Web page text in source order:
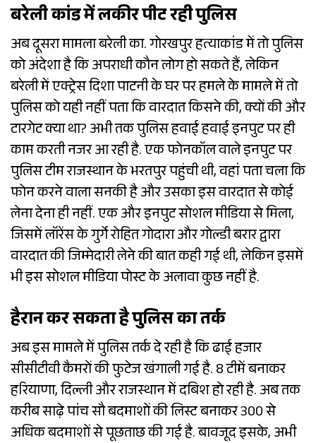
बरेली कांड में लकीर पीट रही पुलिस
अब दूसरा मामला बरेली का. गोरखपुर हत्याकांड में तो पुलिस
को अंदेशा है कि अपराधी कौन लोग हो सकते हैं, लेकिन
बरेली में एक्ट्रेस दिशा पाटनी के घर पर हमले के मामले में तो
पुलिस को यही नहीं पता कि वारदात किसने की, क्यों की और
टारगेट क्या था? अभी तक पुलिस हवाई हवाई इनपुट पर ही
काम करती नजर आ रही है. एक फोनकॉल वाले इनपुट पर
पुलिस टीम राजस्थान के भरतपुर पहुंची थी, वहां पता चला कि
फोन करने वाला सनकी है और उसका इस वारदात से कोई
लेना देना ही नहीं. एक और इनपुट सोशल मीडिया से मिला,
जिसमें लॉरेंस के गुर्गे रोहित गोदारा और गोल्डी बरार द्वारा
वारदात की जिम्मेदारी लेने की बात कही गई थी, लेकिन इसमें
भी इस सोशल मीडिया पोस्ट के अलावा कुछ नहीं है.
हैरान कर सकता है पुलिस का तर्क
अब इस मामले में पुलिस तर्क दे रही है कि ढाई हजार
सीसीटीवी कैमरों की फुटेज खंगाली गई है. 8 टीमें बनाकर
हरियाणा, दिल्ली और राजस्थान में दबिश हो रही है. अब तक
करीब साढ़े पांच सौ बदमाशों की लिस्ट बनाकर 300 से
अधिक बदमाशों से पूछताछ की गई है. बावजूद इसके, अभी